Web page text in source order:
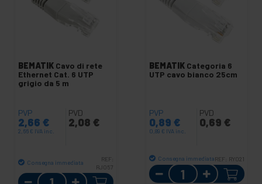
BEMATIK Cavo di rete
Ethernet Cat. 6 UTP
grigio da 5 m
PVP
2,66 €
2,66 € IVA inc.
PVD
2,08 €
Consegna immediata
REF:
RJ057
Quantità
BEMATIK Categoria 6
UTP cavo bianco 25cm
PVP
0,89 €
0,89 € IVA inc.
PVD
0,69 €
Consegna immediataREF: RY021
Quantità